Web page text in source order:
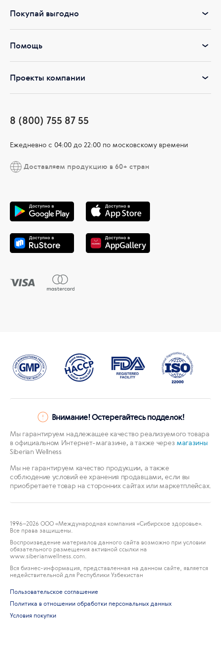
Покупай выгодно
Помощь
Проекты компании
8 (800) 755 87 55
Ежедневно c 04:00 до 22:00 по московскому времени
Доставляем продукцию в 60+ стран
Внимание! Остерегайтесь подделок!
Мы гарантируем надлежащее качество реализуемого товара
в официальном Интернет-магазине, а также через магазины
Siberian Wellness
Мы не гарантируем качество продукции, а также
соблюдение условий ее хранения продавцами, если вы
приобретаете товар на сторонних сайтах или маркетплейсах.
1996–2026 ООО «Международная компания «Сибирское здоровье».
Все права защищены.
Воспроизведение материалов данного сайта возможно при условии
обязательного размещения активной ссылки на
www.siberianwellness.com.
Вся бизнес-информация, представленная на данном сайте, является
недействительной для Республики Узбекистан
Пользовательское соглашение
Политика в отношении обработки персональных данных
Условия покупки